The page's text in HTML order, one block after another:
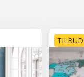
TILBUD